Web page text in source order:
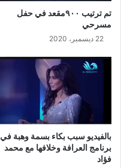
تم ترتيب ٩٠٠مقعد في حفل
مسرحي
22 ديسمبر، 2020
بالفيديو سبب بكاء بسمة وهبة في
برنامج العرافة وخلافها مع محمد
فؤاد